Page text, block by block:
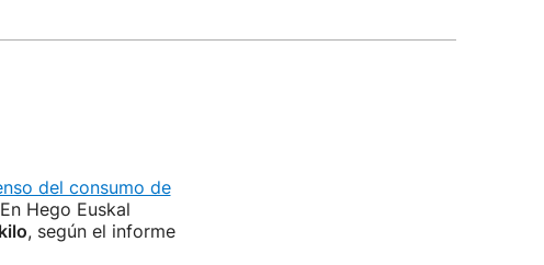
del consumo de
Hego Euskal
, según el informe